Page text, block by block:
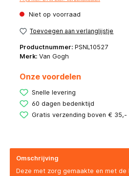
Niet op voorraad
Toevoegen aan verlanglijstje
Productnummer: PSNL10527
Merk: Van Gogh
Onze voordelen
Snelle levering
60 dagen bedenktijd
Gratis verzending boven € 35,-
Omschrijving
Deze met zorg gemaakte en met de